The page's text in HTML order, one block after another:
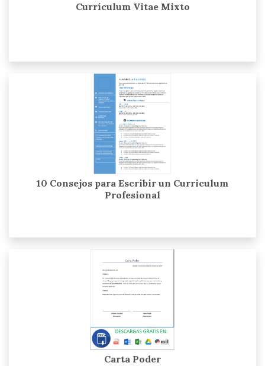
Currículum Vitae Mixto
10 Consejos para Escribir un Curriculum
Profesional
Carta Poder